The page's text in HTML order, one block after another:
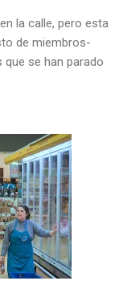
la calle, pero esta
de miembros-
se han parado